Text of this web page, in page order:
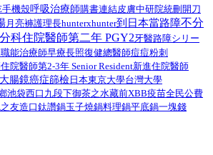
手機殼呼吸治療師購書連結皮膚中研院統刪 開刀
月亮褲護理長hunterxhunter到日本當路障不分
科住院醫師第二年 PGY2牙醫路障シリー
職能治療師早療長照復健總醫師痘痘粉刺
住院醫師第2-3年 Senior Resident新進住院醫師
大腸鏡癌症篩檢 日本東京大學台灣大學
池袋西口 九段下御茶之水藏前XBB疫苗全民公費
友造口鈦讚鍋玉子燒鍋料理鍋平底鍋一塊錢